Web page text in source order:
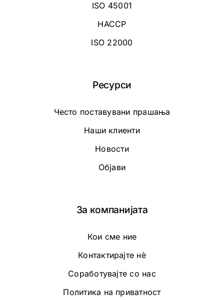
ISO 45001
HACCP
ISO 22000
Ресурси
Често поставувани прашања
Наши клиенти
Новости
Објави
За компанијата
Кои сме ние
Контактирајте нè
Соработувајте со нас
Политика на приватност